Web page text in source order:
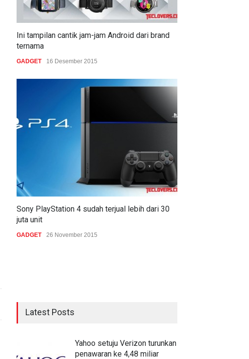
Ini tampilan cantik jam-jam Android dari brand
ternama
GADGET 16 Desember 2015
Sony PlayStation 4 sudah terjual lebih dari 30
juta unit
GADGET 26 November 2015
Latest Posts
Yahoo setuju Verizon turunkan
penawaran ke 4,48 miliar